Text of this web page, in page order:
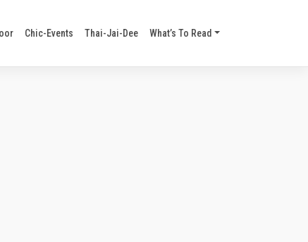
Chic-Events Thai-Jai-Dee What’s To Read